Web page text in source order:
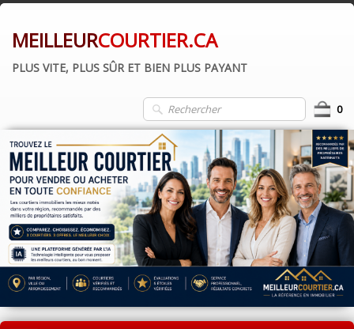
MEILLEURCOURTIER.CA
PLUS VITE, PLUS SÛR ET BIEN PLUS PAYANT
0